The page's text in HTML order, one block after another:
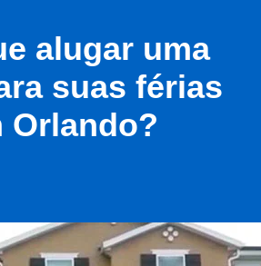
alugar uma
suas férias
Orlando?